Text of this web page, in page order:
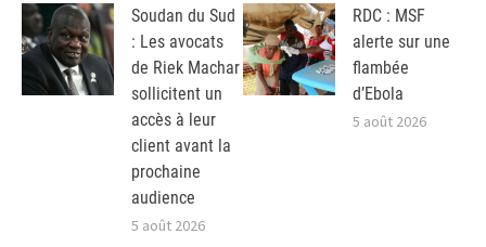
Soudan du Sud
: Les avocats
de Riek Machar
sollicitent un
accès à leur
client avant la
prochaine
audience
5 août 2026
RDC : MSF
alerte sur une
flambée
d’Ebola
5 août 2026